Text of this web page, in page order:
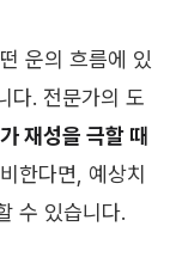
운의 흐름에 있
다. 전문가의 도
재성을 극할 때
한다면, 예상치
수 있습니다.